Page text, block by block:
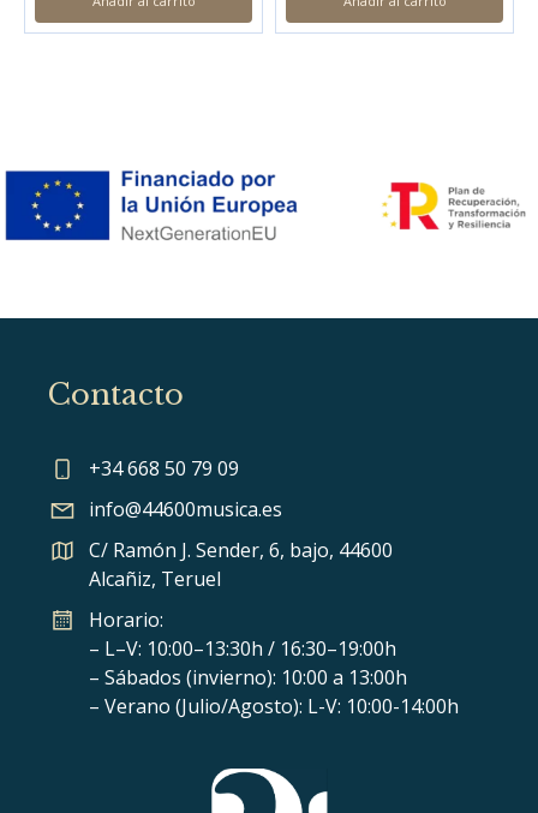
Contacto
+34 668 50 79 09
info@44600musica.es
C/ Ramón J. Sender, 6, bajo, 44600
Alcañiz, Teruel
Horario:
– L–V: 10:00–13:30h / 16:30–19:00h
– Sábados (invierno): 10:00 a 13:00h
– Verano (Julio/Agosto): L-V: 10:00-14:00h